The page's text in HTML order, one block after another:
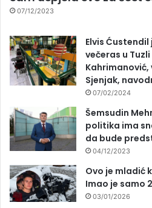
07/12/2023
Elvis
večeras u
Kahrimanović,
Sjenjak,
07/02/2024
Šemsudin
politika ima
da bude
04/12/2023
Ovo je mladić
Imao je samo
03/01/2026